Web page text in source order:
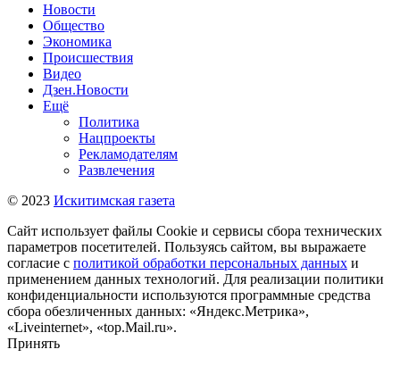
Новости
Общество
Экономика
Происшествия
Видео
Дзен.Новости
Ещё
Политика
Нацпроекты
Рекламодателям
Развлечения
© 2023 Искитимская газета
Сайт использует файлы Cookie и сервисы сбора технических
параметров посетителей. Пользуясь сайтом, вы выражаете
согласие с политикой обработки персональных данных и
применением данных технологий. Для реализации политики
конфиденциальности используются программные средства
сбора обезличенных данных: «Яндекс.Метрика»,
«Liveinternet», «top.Mail.ru».
Принять